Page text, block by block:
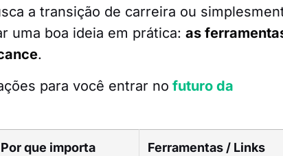
a transição de carreira ou
uma boa ideia em prática:as
.
para você entrar no futuro da
Por que importa
Ferramentas / Links